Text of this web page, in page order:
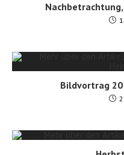
Bildvortrag